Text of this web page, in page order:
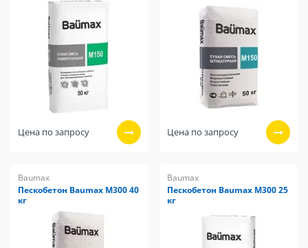
Цена по запросу Цена по запросу
Baumax
Пескобетон Baumax М300 40
кг
Baumax
Пескобетон Baumax М300 25
кг